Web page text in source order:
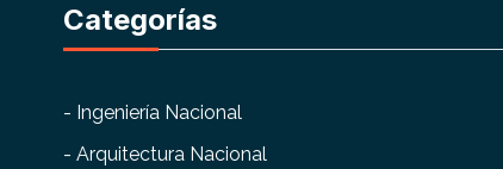
Categorías
- Ingeniería Nacional
- Arquitectura Nacional